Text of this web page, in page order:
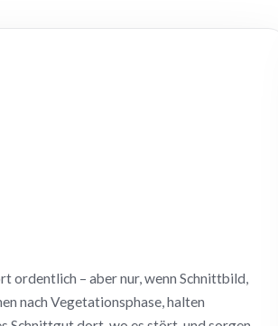
ordentlich – aber nur, wenn Schnittbild,
nach Vegetationsphase, halten